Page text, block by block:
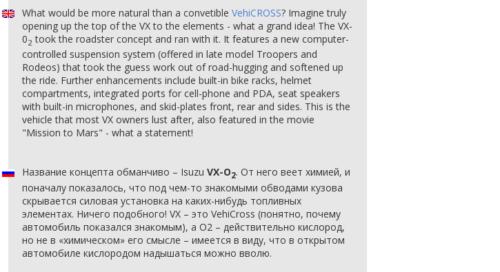
What would be more natural than a convetible VehiCROSS? Imagine truly
opening up the top of the VX to the elements - what a grand idea! The VX-
02 took the roadster concept and ran with it. It features a new computer-
controlled suspension system (offered in late model Troopers and
Rodeos) that took the guess work out of road-hugging and softened up
the ride. Further enhancements include built-in bike racks, helmet
compartments, integrated ports for cell-phone and PDA, seat speakers
with built-in microphones, and skid-plates front, rear and sides. This is the
vehicle that most VX owners lust after, also featured in the movie
"Mission to Mars" - what a statement!
Название концепта обманчиво – Isuzu VX-O2. От него веет химией, и
поначалу показалось, что под чем-то знакомыми обводами кузова
скрывается силовая установка на каких-нибудь топливных
элементах. Ничего подобного! VX – это VehiCross (понятно, почему
автомобиль показался знакомым), а O2 – действительно кислород,
но не в «химическом» его смысле – имеется в виду, что в открытом
автомобиле кислородом надышаться можно вволю.